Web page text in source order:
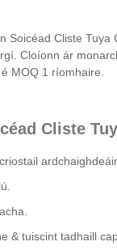
Soicéad Cliste
Cloíonn ár
MOQ 1 ríomhaire.
Cliste
& tuiscint tadhaill